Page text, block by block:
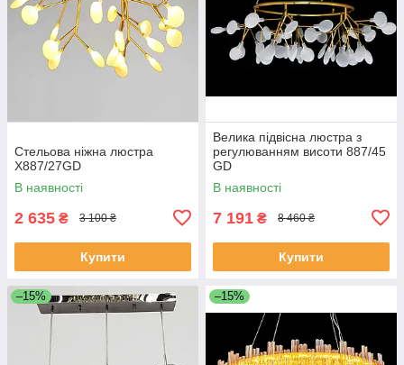
Стельова ніжна люстра
X887/27GD
В наявності
2 635 ₴ 3 100 ₴
Купити
Велика підвісна люстра з
регулюванням висоти 887/45
GD
В наявності
7 191 ₴ 8 460 ₴
Купити
–15% –15%